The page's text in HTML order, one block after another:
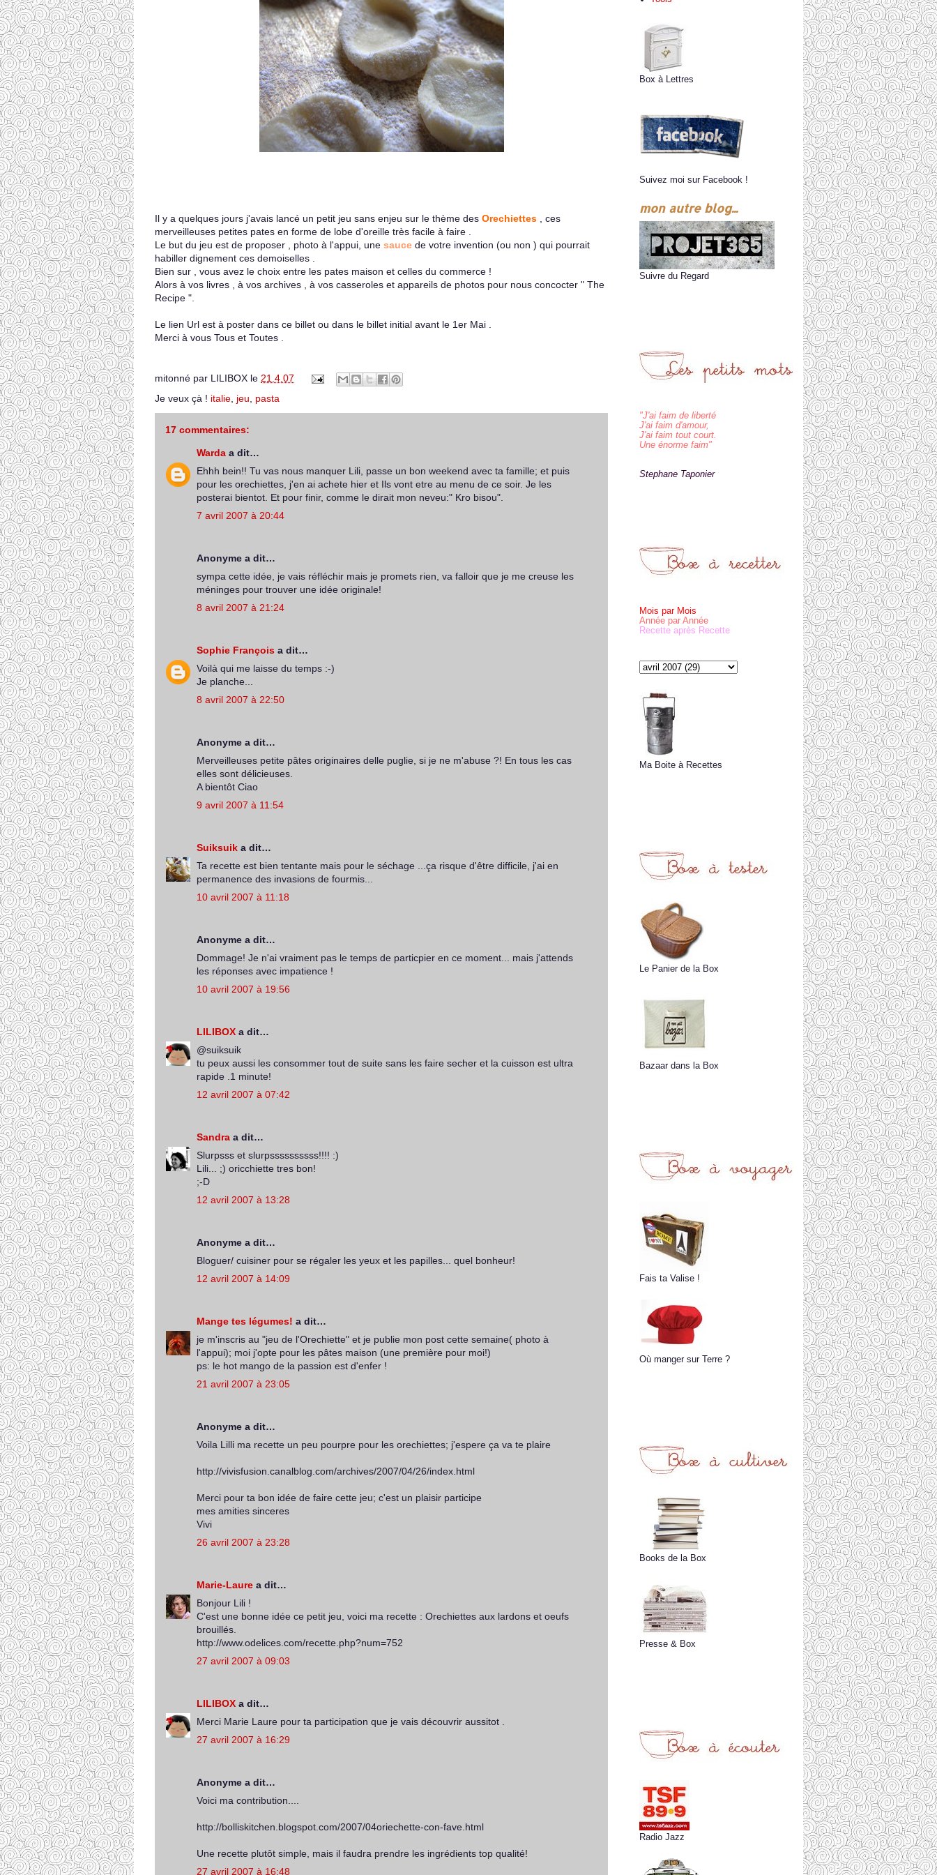
Il y a quelques jours j'avais lancé un petit jeu sans enjeu sur le thème des Orechiettes , ces
merveilleuses petites pates en forme de lobe d'oreille très facile à faire .
Le but du jeu est de proposer , photo à l'appui, une sauce de votre invention (ou non ) qui pourrait
habiller dignement ces demoiselles .
Bien sur , vous avez le choix entre les pates maison et celles du commerce !
Alors à vos livres , à vos archives , à vos casseroles et appareils de photos pour nous concocter " The
Recipe ".
Le lien Url est à poster dans ce billet ou dans le billet initial avant le 1er Mai .
Merci à vous Tous et Toutes .
mitonné par LILIBOX le 21.4.07
Je veux çà ! italie jeu pasta
17 commentaires:
Warda a dit…
Ehhh bein!! Tu vas nous manquer Lili, passe un bon weekend avec ta famille; et puis
pour les orechiettes, j'en ai achete hier et Ils vont etre au menu de ce soir. Je les
posterai bientot. Et pour finir, comme le dirait mon neveu:" Kro bisou".
7 avril 2007 à 20:44
Anonyme a dit…
sympa cette idée, je vais réfléchir mais je promets rien, va falloir que je me creuse les
méninges pour trouver une idée originale!
8 avril 2007 à 21:24
Sophie François a dit…
Voilà qui me laisse du temps :-)
Je planche...
8 avril 2007 à 22:50
Anonyme a dit…
Merveilleuses petite pâtes originaires delle puglie, si je ne m'abuse ?! En tous les cas
elles sont délicieuses.
A bientôt Ciao
9 avril 2007 à 11:54
Suiksuik a dit…
Ta recette est bien tentante mais pour le séchage ...ça risque d'être difficile, j'ai en
permanence des invasions de fourmis...
10 avril 2007 à 11:18
Anonyme a dit…
Dommage! Je n'ai vraiment pas le temps de particpier en ce moment... mais j'attends
les réponses avec impatience !
10 avril 2007 à 19:56
LILIBOX a dit…
@suiksuik
tu peux aussi les consommer tout de suite sans les faire secher et la cuisson est ultra
rapide .1 minute!
12 avril 2007 à 07:42
Sandra a dit…
Slurpsss et slurpssssssssss!!!! :)
Lili... ;) oricchiette tres bon!
;-D
12 avril 2007 à 13:28
Anonyme a dit…
Bloguer/ cuisiner pour se régaler les yeux et les papilles... quel bonheur!
12 avril 2007 à 14:09
Mange tes légumes! a dit…
je m'inscris au "jeu de l'Orechiette" et je publie mon post cette semaine( photo à
l'appui); moi j'opte pour les pâtes maison (une première pour moi!)
ps: le hot mango de la passion est d'enfer !
21 avril 2007 à 23:05
Anonyme a dit…
Voila Lilli ma recette un peu pourpre pour les orechiettes; j'espere ça va te plaire
http://vivisfusion.canalblog.com/archives/2007/04/26/index.html
Merci pour ta bon idée de faire cette jeu; c'est un plaisir participe
mes amities sinceres
Vivi
26 avril 2007 à 23:28
Marie-Laure a dit…
Bonjour Lili !
C'est une bonne idée ce petit jeu, voici ma recette : Orechiettes aux lardons et oeufs
brouillés.
http://www.odelices.com/recette.php?num=752
27 avril 2007 à 09:03
LILIBOX a dit…
Merci Marie Laure pour ta participation que je vais découvrir aussitot .
27 avril 2007 à 16:29
Anonyme a dit…
Voici ma contribution....
http://bolliskitchen.blogspot.com/2007/04oriechette-con-fave.html
Une recette plutôt simple, mais il faudra prendre les ingrédients top qualité!
27 avril 2007 à 16:48
Box à Lettres
Suivez moi sur Facebook !
mon autre blog...
Suivre du Regard
"J'ai faim de liberté
J'ai faim d'amour,
J'ai faim tout court.
Une énorme faim"
Stephane Taponier
Mois par Mois
Année par Année
Recette après Recette
Ma Boite à Recettes
Le Panier de la Box
Bazaar dans la Box
Fais ta Valise !
Où manger sur Terre ?
Books de la Box
Presse & Box
Radio Jazz